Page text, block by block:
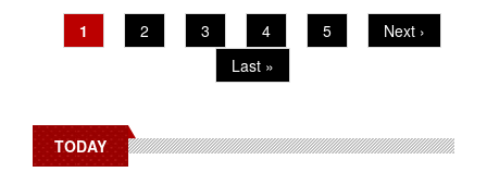
Pagination
Current
page
1 Page
2 Page
3 Page
4 Page
5
Next
page
Next ›
Last
page
Last »
TODAY